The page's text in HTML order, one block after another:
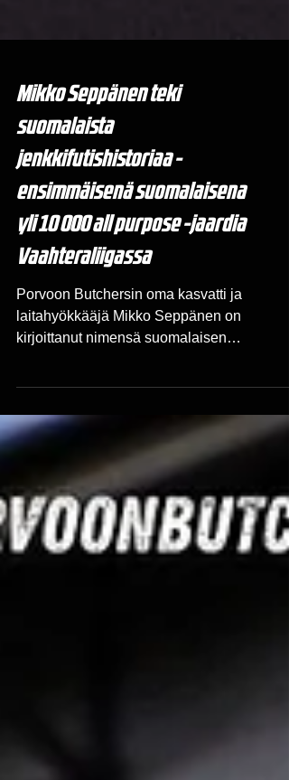
Mikko Seppänen teki
suomalaista
jenkkifutishistoriaa -
ensimmäisenä suomalaisena
Vaahteraliigassa
Porvoon Butchersin oma kasvatti ja
kirjoittanut nimensä suomalaisen
amerikkalaisen jalkapallon historiaan.
Seppäsestä tuli ensimmäinen suomalainen
pelaaja sekä ensimmäinen laitahyökkääjä,
joka on rikkonut Vaahteraliigassa 10 000 all
purpose -jaardin rajan. Kyseessä on yksi
suomalaisen jenkkifutiksen
henkilökohtaisista merkkipaaluista. All